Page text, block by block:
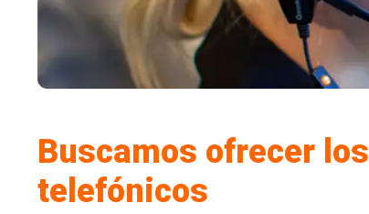
Buscamos ofrecer
telefónicos